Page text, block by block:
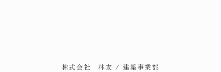
〒390-0841
長野県松本市渚4-1-1
株式会社 林友 / 建築事業部